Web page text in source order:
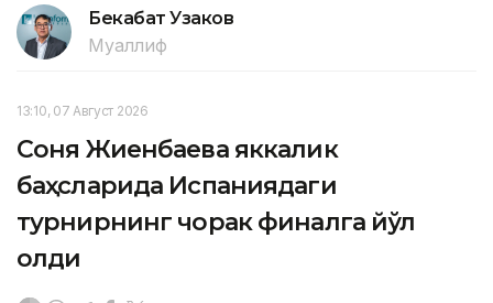
Бекабат Узаков
Муаллиф
13:10, 07 Август 2026
Соня Жиенбаева яккалик
баҳсларида Испаниядаги
турнирнинг чорак финалга йўл
олди